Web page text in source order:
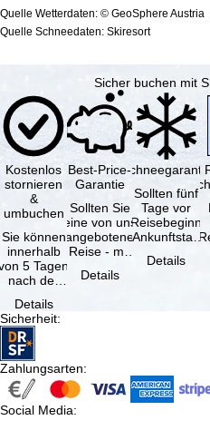
Quelle Wetterdaten: © GeoSphere Austria
Quelle Schneedaten: Skiresort
Sicher buchen mit
Kostenlos
stornieren
&
umbuchen
Sie können
innerhalb
5 Tagen
nach der
kostenfrei
…
Details
Best-Price-
Garantie
Sollten Sie
eine von uns
angebotene
Reise - mit
Verfügbarkeit
Details
Sollten fünf
Tage vor
Reisebeginn
(Ankunftstag)
Schneemangel
Details
Sicherheit:
Zahlungsarten:
Social Media: